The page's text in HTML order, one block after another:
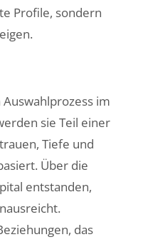
Profile, sondern
im
sie Teil einer
Tiefe und
Über die
entstanden,
das